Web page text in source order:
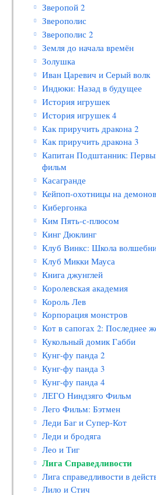
Зверопой 2
Зверополис
Зверополис 2
Земля до начала времён
Золушка
Иван Царевич и Серый волк
Индюки: Назад в будущее
История игрушек
История игрушек 4
Как приручить дракона 2
Как приручить дракона 3
Капитан Подштанник:
фильм
Касагранде
Кейпоп-охотницы на демонов
Кибергонка
Ким Пять-с-плюсом
Кинг Дюклинг
Клуб Винкс: Школа
Клуб Микки Мауса
Книга джунглей
Королевская академия
Король Лев
Корпорация монстров
Кот в сапогах 2: Последнее
Кукольный домик Габби
Кунг-фу панда 2
Кунг-фу панда 3
Кунг-фу панда 4
ЛЕГО Ниндзяго Фильм
Лего Фильм: Бэтмен
Леди Баг и Супер-Кот
Леди и бродяга
Лео и Тиг
Лига Справедливости
Лига справедливости в
Лило и Стич